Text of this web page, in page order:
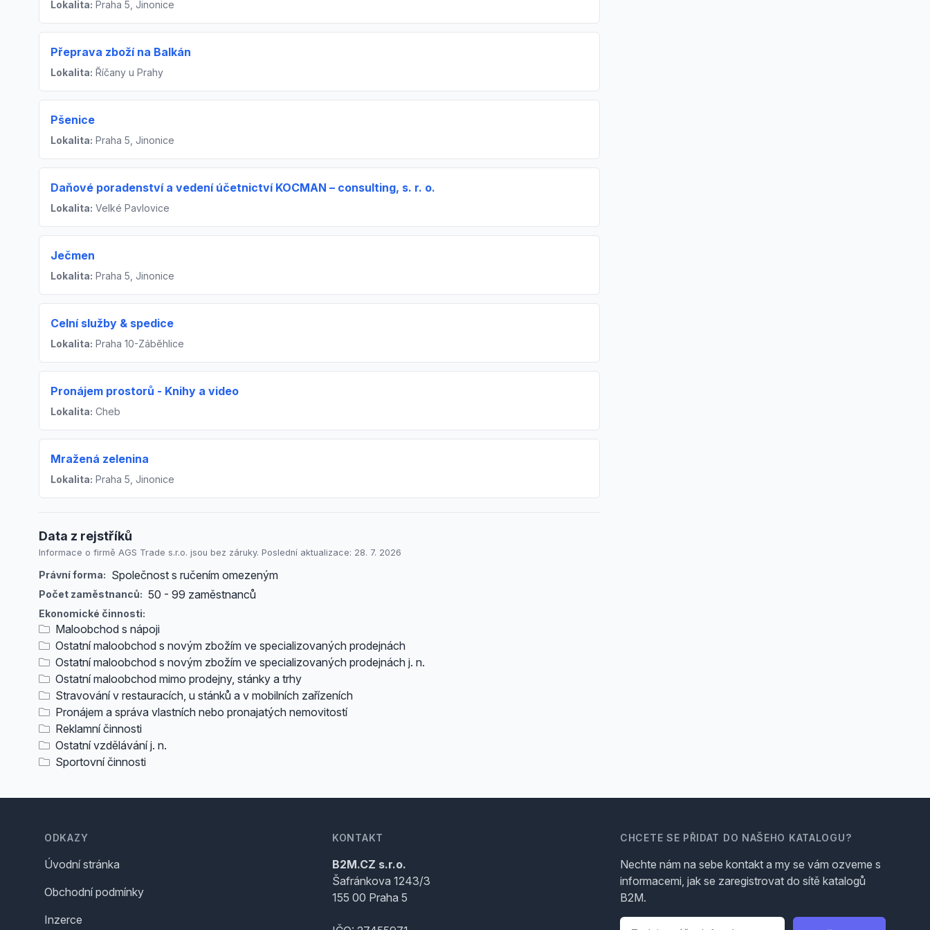
Lokalita: Praha 5, Jinonice
Přeprava zboží na Balkán
Lokalita: Říčany u Prahy
Pšenice
Lokalita: Praha 5, Jinonice
Daňové poradenství a vedení účetnictví KOCMAN – consulting, s. r. o.
Lokalita: Velké Pavlovice
Ječmen
Lokalita: Praha 5, Jinonice
Celní služby & spedice
Lokalita: Praha 10-Záběhlice
Pronájem prostorů - Knihy a video
Lokalita: Cheb
Mražená zelenina
Lokalita: Praha 5, Jinonice
Data z rejstříků
Informace o firmě AGS Trade s.r.o. jsou bez záruky. Poslední aktualizace: 28. 7. 2026
Právní forma: Společnost s ručením omezeným
Počet zaměstnanců: 50 - 99 zaměstnanců
Ekonomické činnosti:
Maloobchod s nápoji
Ostatní maloobchod s novým zbožím ve specializovaných prodejnách
Ostatní maloobchod s novým zbožím ve specializovaných prodejnách j. n.
Ostatní maloobchod mimo prodejny, stánky a trhy
Stravování v restauracích, u stánků a v mobilních zařízeních
Pronájem a správa vlastních nebo pronajatých nemovitostí
Reklamní činnosti
Ostatní vzdělávání j. n.
Sportovní činnosti
ODKAZY
Úvodní stránka
Obchodní podmínky
Inzerce
KONTAKT
B2M.CZ s.r.o.
Šafránkova 1243/3
155 00 Praha 5
CHCETE SE PŘIDAT DO NAŠEHO KATALOGU?
Nechte nám na sebe kontakt a my se vám ozveme s
informacemi, jak se zaregistrovat do sítě katalogů
B2M.
Telefon